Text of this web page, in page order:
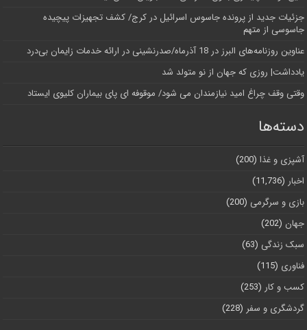
جزئیات جدید از پرونده جاسوس اسرائیل در کرج/‌ کشف تجهیزات پیچیده
جاسوسی از متهم
عناوین روزنامه‌های البرز در ‌18 آذرماه/صدرنشینی در ارائه خدمات زایمان بی‌درد
یادداشت| روزی که جهان از نو متولد شد
وقتی وقف چراغ امید نیازمندان می شود/ موقوفه ای پای بیماران کلیوی ایستاد
دسته‌ها
آشپزی و غذا (200)
اخبار (11,736)
بازی و سرگرمی (200)
جهان (202)
سبک زندگی (63)
فناوری (115)
کسب و کار (253)
گردشگری و سفر (228)